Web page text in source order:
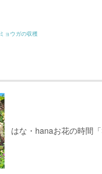
ミョウガの収穫
はな・hanaお花の時間